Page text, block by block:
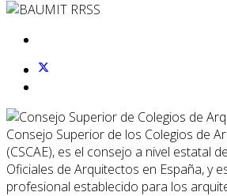
Consejo Superior de los Colegios de
(CSCAE), es el consejo a nivel estatal
Oficiales de Arquitectos en España, y
profesional establecido para los